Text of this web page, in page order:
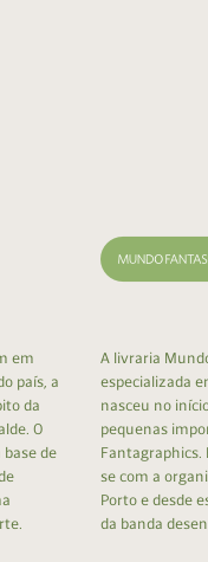
em
país, a
da
O
de
A livraria
especializada
nasceu no
pequenas
Fantagraphics.
se com a
Porto e desde
da banda